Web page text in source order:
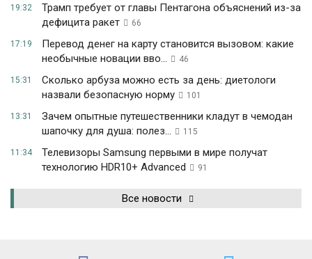
19:32
Трамп требует от главы Пентагона объяснений из-за
дефицита ракет
66
17:19
Перевод денег на карту становится вызовом: какие
необычные новации вво...
46
15:31
Сколько арбуза можно есть за день: диетологи
назвали безопасную норму
101
13:31
Зачем опытные путешественники кладут в чемодан
шапочку для душа: полез...
115
11:34
Телевизоры Samsung первыми в мире получат
технологию HDR10+ Advanced
91
Все новости